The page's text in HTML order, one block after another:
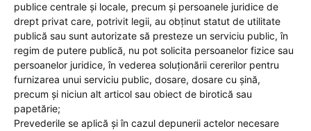
publice centrale şi locale, precum şi persoanele juridice de
drept privat care, potrivit legii, au obţinut statut de utilitate
publică sau sunt autorizate să presteze un serviciu public, în
regim de putere publică, nu pot solicita persoanelor fizice sau
persoanelor juridice, în vederea soluţionării cererilor pentru
furnizarea unui serviciu public, dosare, dosare cu şină,
precum şi niciun alt articol sau obiect de birotică sau
papetărie;
Prevederile se aplică şi în cazul depunerii actelor necesare